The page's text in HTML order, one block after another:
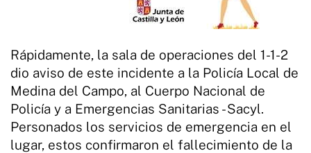
Rápidamente, la sala de operaciones del 1-1-2
dio aviso de este incidente a la Policía Local de
Medina del Campo, al Cuerpo Nacional de
Policía y a Emergencias Sanitarias - Sacyl.
Personados los servicios de emergencia en el
lugar, estos confirmaron el fallecimiento de la